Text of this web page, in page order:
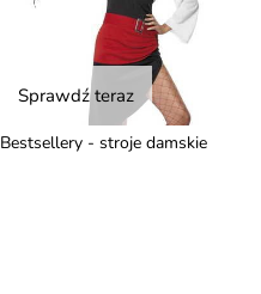
Sprawdź teraz
Bestsellery - stroje damskie